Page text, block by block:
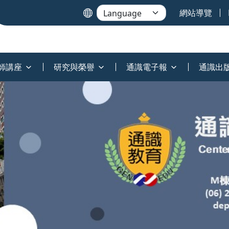
網站導覽
講座 研究與榮譽 通識電子報 通識出